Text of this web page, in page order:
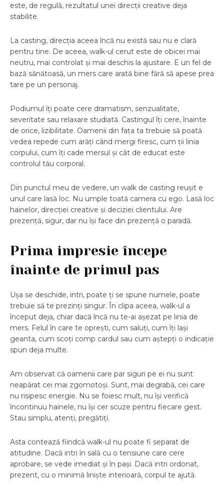
este, de regulă, rezultatul unei direcții creative deja
stabilite.
La casting, direcția aceea încă nu există sau nu e clară
pentru tine. De aceea, walk-ul cerut este de obicei mai
neutru, mai controlat și mai deschis la ajustare. E un fel de
bază sănătoasă, un mers care arată bine fără să apese prea
tare pe un personaj.
Podiumul îți poate cere dramatism, senzualitate,
severitate sau relaxare studiată. Castingul îți cere, înainte
de orice, lizibilitate. Oamenii din fața ta trebuie să poată
vedea repede cum arăți când mergi firesc, cum ții linia
corpului, cum îți cade mersul și cât de educat este
controlul tău corporal.
Din punctul meu de vedere, un walk de casting reușit e
unul care lasă loc. Nu umple toată camera cu ego. Lasă loc
hainelor, direcției creative și deciziei clientului. Are
prezență, sigur, dar nu își face din prezență o paradă.
Prima impresie începe
înainte de primul pas
Ușa se deschide, intri, poate ți se spune numele, poate
trebuie să te prezinți singur. În clipa aceea, walk-ul a
început deja, chiar dacă încă nu te-ai așezat pe linia de
mers. Felul în care te oprești, cum saluți, cum îți lași
geanta, cum scoți comp cardul sau cum aștepți o indicație
spun deja multe.
Am observat că oamenii care par siguri pe ei nu sunt
neapărat cei mai zgomotoși. Sunt, mai degrabă, cei care
nu risipesc energie. Nu se foiesc mult, nu își verifică
încontinuu hainele, nu își cer scuze pentru fiecare gest.
Stau simplu, atenți, pregătiți.
Asta contează fiindcă walk-ul nu poate fi separat de
atitudine. Dacă intri în sală cu o tensiune care cere
aprobare, se vede imediat și în pași. Dacă intri ordonat,
prezent, cu o minimă liniște interioară, corpul te ajută.